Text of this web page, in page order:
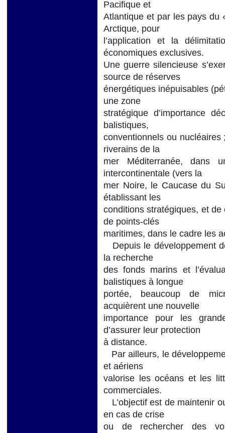
Pacifique et
Atlantique et par les pays du
Arctique, pour
l’application et la
économiques exclusives.
Une guerre silencieuse
source de réserves
énergétiques inépuisables
une zone
stratégique d’importance
balistiques,
conventionnels ou
riverains de la
mer Méditerranée, dans
intercontinentale (vers la
mer Noire, le Caucase du
établissant les
conditions stratégiques, et de
de points-clés
maritimes, dans le cadre les
Depuis le développement
la recherche
des fonds marins et
balistiques à longue
portée, beaucoup de
acquièrent une nouvelle
importance pour les
d’assurer leur protection
à distance.
Par ailleurs, le
et aériens
valorise les océans et les
commerciales.
L’objectif est de maintenir
en cas de crise
ou de rechercher des